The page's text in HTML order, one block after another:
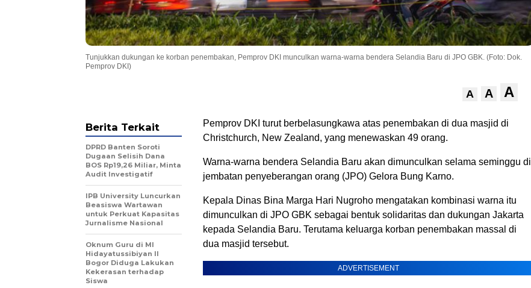
Tunjukkan dukungan ke korban penembakan, Pemprov DKI munculkan warna-warna bendera Selandia Baru di JPO GBK. (Foto: Dok.
Pemprov DKI)
A A A
Pemprov DKI turut berbelasungkawa atas penembakan di dua masjid di
Christchurch, New Zealand, yang menewaskan 49 orang.
Warna-warna bendera Selandia Baru akan dimunculkan selama seminggu di
jembatan penyeberangan orang (JPO) Gelora Bung Karno.
Kepala Dinas Bina Marga Hari Nugroho mengatakan kombinasi warna itu
dimunculkan di JPO GBK sebagai bentuk solidaritas dan dukungan Jakarta
kepada Selandia Baru. Terutama keluarga korban penembakan massal di
dua masjid tersebut.
ADVERTISEMENT
Berita Terkait
DPRD Banten Soroti
Dugaan Selisih Dana
BOS Rp19,26 Miliar, Minta
Audit Investigatif
IPB University Luncurkan
Beasiswa Wartawan
untuk Perkuat Kapasitas
Jurnalisme Nasional
Oknum Guru di MI
Hidayatussibiyan II
Bogor Diduga Lakukan
Kekerasan terhadap
Siswa